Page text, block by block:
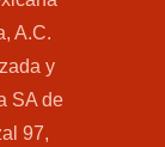
A.C.
y
SA de
97,